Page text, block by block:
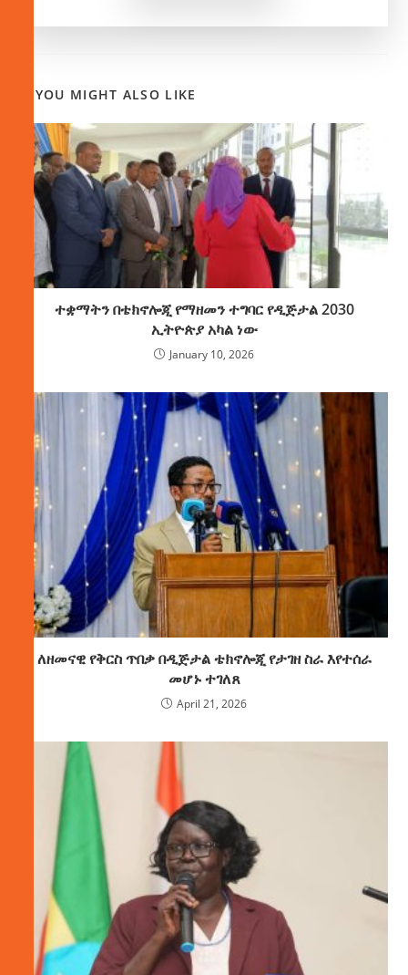
YOU MIGHT ALSO LIKE
ተቋማትን በቴክኖሎጂ የማዘመን ተግባር የዲጅታል 2030
ኢትዮጵያ አካል ነው
January 10, 2026
ለዘመናዊ የቅርስ ጥበቃ በዲጅታል ቴክኖሎጂ የታገዘ ስራ እየተሰራ
መሆኑ ተገለጸ
April 21, 2026